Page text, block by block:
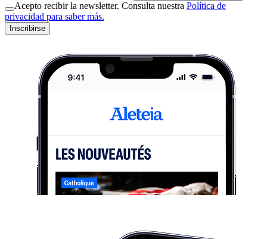
Acepto recibir la newsletter. Consulta nuestra Política de
privacidad para saber más.
Inscribirse